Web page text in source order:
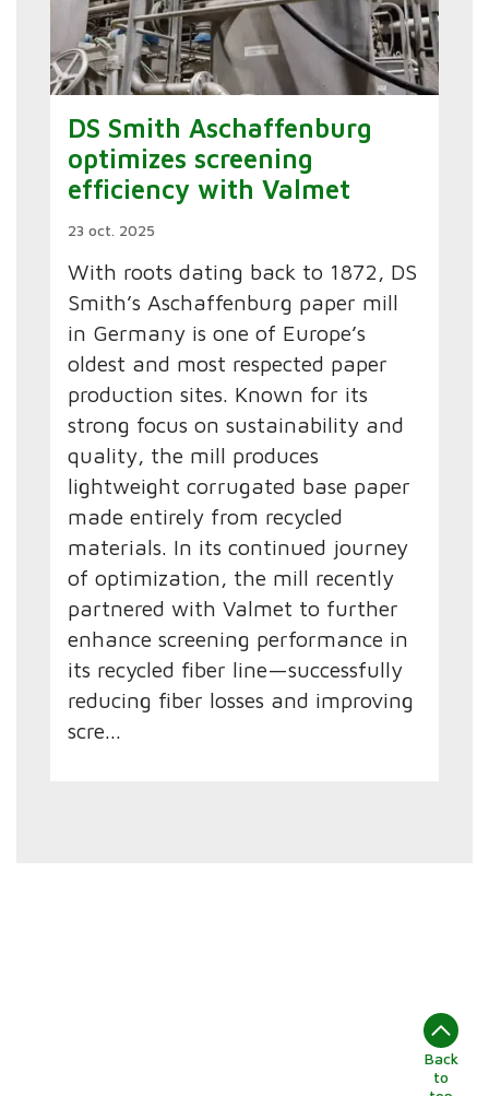
DS Smith Aschaffenburg
optimizes screening
efficiency with Valmet
23 oct. 2025
With roots dating back to 1872, DS
Smith’s Aschaffenburg paper mill
in Germany is one of Europe’s
oldest and most respected paper
production sites. Known for its
strong focus on sustainability and
quality, the mill produces
lightweight corrugated base paper
made entirely from recycled
materials. In its continued journey
of optimization, the mill recently
partnered with Valmet to further
enhance screening performance in
its recycled fiber line—successfully
reducing fiber losses and improving
scre...
Back
to